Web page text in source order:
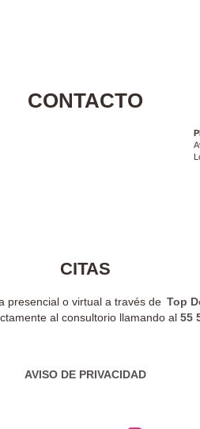
CONTACTO
CITAS
presencial o virtual a través de Top
al consultorio llamando al 55
AVISO DE PRIVACIDAD